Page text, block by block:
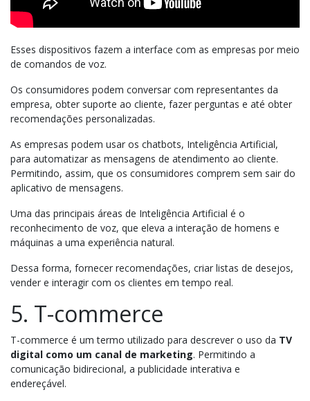
Esses dispositivos fazem a interface com as empresas por meio
de comandos de voz.
Os consumidores podem conversar com representantes da
empresa, obter suporte ao cliente, fazer perguntas e até obter
recomendações personalizadas.
As empresas podem usar os chatbots, Inteligência Artificial,
para automatizar as mensagens de atendimento ao cliente.
Permitindo, assim, que os consumidores comprem sem sair do
aplicativo de mensagens.
Uma das principais áreas de Inteligência Artificial é o
reconhecimento de voz, que eleva a interação de homens e
máquinas a uma experiência natural.
Dessa forma, fornecer recomendações, criar listas de desejos,
vender e interagir com os clientes em tempo real.
5. T-commerce
T-commerce é um termo utilizado para descrever o uso da TV
digital como um canal de marketing. Permitindo a
comunicação bidirecional, a publicidade interativa e
endereçável.